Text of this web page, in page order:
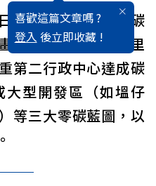
喜歡這篇文章嗎 ?
登入 後立即收藏 !
地球日前宣布「零碳
推動2030年打造八里
第二行政中心達成碳
大型開發區（如塭仔
等三大零碳藍圖，以